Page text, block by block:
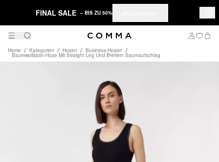
FINAL SALE – BIS ZU 50%
Home Kategorien Hosen Business-Hosen
Baumwollsatin-Hose Mit Straight Leg Und Breitem Saumaufschlag